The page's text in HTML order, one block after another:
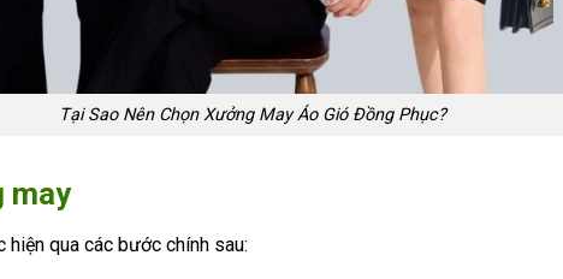
Tại Sao Nên Chọn Xưởng May Áo Gió Đồng Phục?
may
qua các bước chính sau: